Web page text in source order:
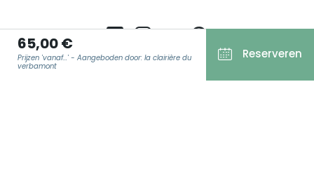
65,00 €
Prijzen 'vanaf...' - Aangeboden door: la clairière du
verbamont
Reserveren
Agence Régionale du Tourisme Grand Est ©2026 - Alle rechten